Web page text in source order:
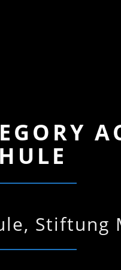
Stiftung